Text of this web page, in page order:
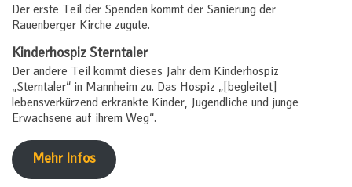
Der erste Teil der Spenden kommt der Sanierung der
Rauenberger Kirche zugute.
Kinderhospiz Sterntaler
Der andere Teil kommt dieses Jahr dem Kinderhospiz
„Sterntaler“ in Mannheim zu. Das Hospiz „[begleitet]
lebensverkürzend erkrankte Kinder, Jugendliche und junge
Erwachsene auf ihrem Weg“.
Mehr Infos